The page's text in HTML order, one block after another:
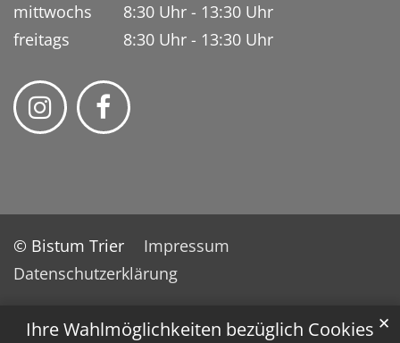
Ihre Wahlmöglichkeiten bezüglich Cookies ✕
mittwochs 8:30 Uhr - 13:30 Uhr
freitags 8:30 Uhr - 13:30 Uhr
© Bistum Trier
Impressum
Datenschutzerklärung